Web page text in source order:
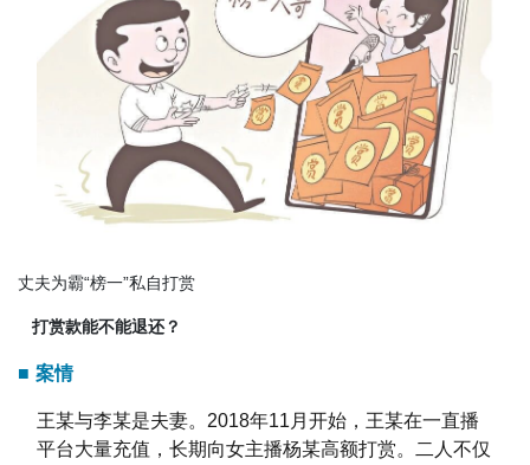
丈夫为霸“榜一”私自打赏
打赏款能不能退还？
■案情
王某与李某是夫妻。2018年11月开始，王某在一直播
平台大量充值，长期向女主播杨某高额打赏。二人不仅